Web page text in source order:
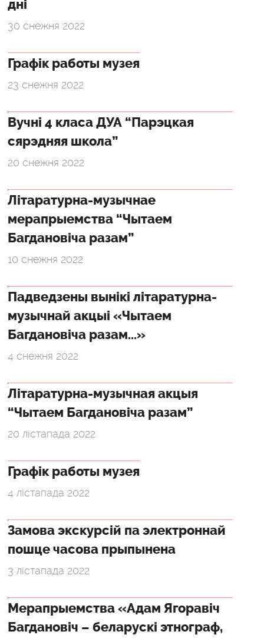
дні
30 снежня 2022
Графік работы музея
23 снежня 2022
Вучні 4 класа ДУА “Парэцкая
сярэдняя школа”
20 снежня 2022
Літаратурна-музычнае
мерапрыемства “Чытаем
Багдановіча разам”
10 снежня 2022
Падведзены вынікі літаратурна-
музычнай акцыі «Чытаем
Багдановіча разам...»
4 снежня 2022
Літаратурна-музычная акцыя
“Чытаем Багдановіча разам”
20 лістапада 2022
Графік работы музея
4 лістапада 2022
Замова экскурсій па электроннай
пошце часова прыпынена
3 лістапада 2022
Мерапрыемства «Адам Ягоравіч
Багдановіч – беларускі этнограф,